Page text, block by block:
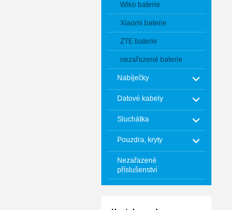
Wiko baterie
Xiaomi baterie
ZTE baterie
nezařazené baterie
Nabíječky
Datové kabely
Sluchátka
Pouzdra, kryty
Nezařazené
příslušenství